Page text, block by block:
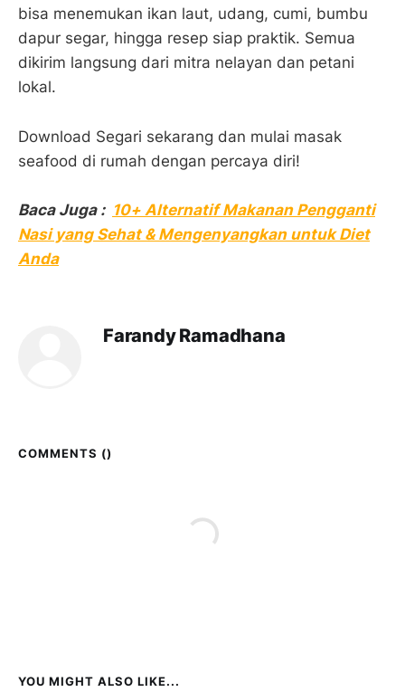
bisa menemukan ikan laut, udang, cumi, bumbu
dapur segar, hingga resep siap praktik. Semua
dikirim langsung dari mitra nelayan dan petani
lokal.
Download Segari sekarang dan mulai masak
seafood di rumah dengan percaya diri!
Baca Juga : 10+ Alternatif Makanan Pengganti
Nasi yang Sehat & Mengenyangkan untuk Diet
Anda
Farandy Ramadhana
COMMENTS ()
YOU MIGHT ALSO LIKE...